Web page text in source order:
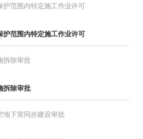
护范围内特定施工作业许可
护范围内特定施工作业许可
拆除审批
拆除审批
地下室同步建设审批